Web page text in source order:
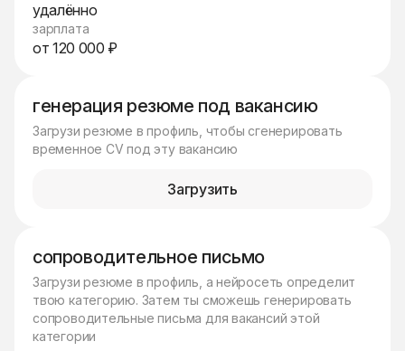
генерация резюме под вакансию
Загрузи резюме в профиль, чтобы сгенерировать
временное CV под эту вакансию
Загрузить
сопроводительное письмо
Загрузи резюме в профиль, а нейросеть определит
твою категорию. Затем ты сможешь генерировать
сопроводительные письма для вакансий этой
категории
удалённо
зарплата
от 120 000 ₽